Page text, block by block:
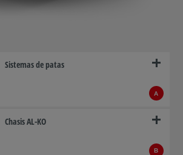
Sistemas de patas
A
Chasis AL-KO
B